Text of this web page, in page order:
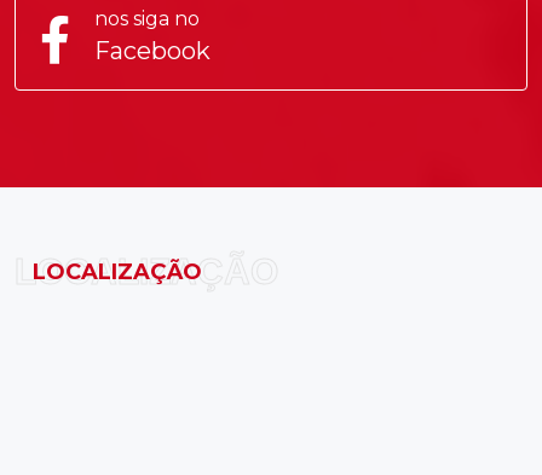
nos siga no
Facebook
LOCALIZAÇÃO
LOCALIZAÇÃO